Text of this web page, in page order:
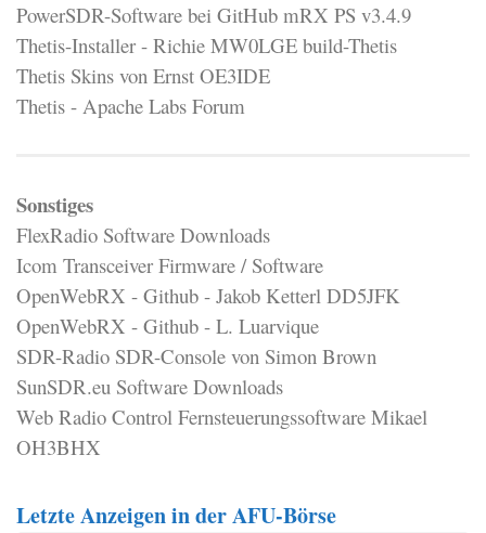
PowerSDR-Software bei GitHub mRX PS v3.4.9
Thetis-Installer - Richie MW0LGE build-Thetis
Thetis Skins von Ernst OE3IDE
Thetis - Apache Labs Forum
Sonstiges
FlexRadio Software Downloads
Icom Transceiver Firmware / Software
OpenWebRX - Github - Jakob Ketterl DD5JFK
OpenWebRX - Github - L. Luarvique
SDR-Radio SDR-Console von Simon Brown
SunSDR.eu Software Downloads
Web Radio Control Fernsteuerungssoftware Mikael
OH3BHX
Letzte Anzeigen in der AFU-Börse